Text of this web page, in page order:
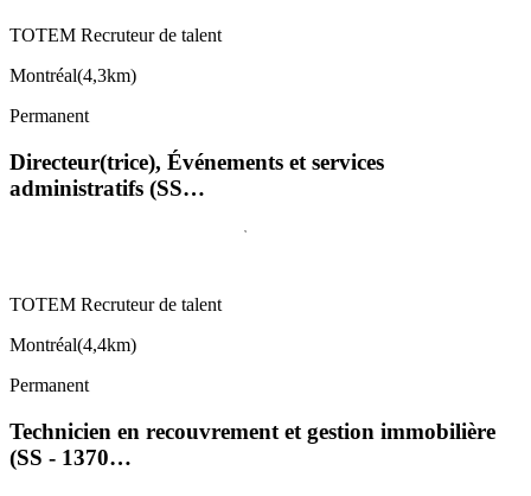
TOTEM Recruteur de talent
Montréal(4,3km)
Permanent
Directeur(trice), Événements et services
administratifs (SS…
TOTEM Recruteur de talent
Montréal(4,4km)
Permanent
Technicien en recouvrement et gestion immobilière
(SS - 1370…